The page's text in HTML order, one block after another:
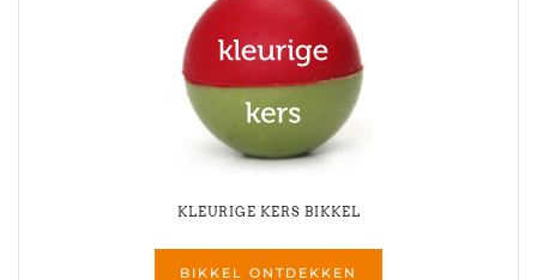
KLEURIGE KERS BIKKEL
BIKKEL ONTDEKKEN